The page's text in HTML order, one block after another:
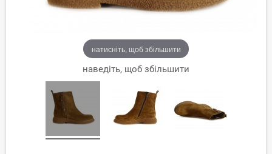
натисніть, щоб збільшити
наведіть, щоб збільшити